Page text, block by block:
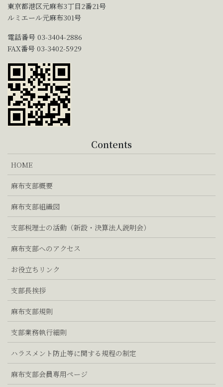
東京都港区元麻布3丁目2番21号
ルミエール元麻布301号
電話番号 03-3404-2886
FAX番号 03-3402-5929
Contents
HOME
麻布支部概要
麻布支部組織図
支部税理士の活動（新設・決算法人説明会）
麻布支部へのアクセス
お役立ちリンク
支部長挨拶
麻布支部規則
支部業務執行細則
ハラスメント防止等に関する規程の制定
麻布支部会員専用ページ